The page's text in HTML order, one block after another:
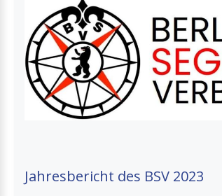
Jahresbericht des BSV 2023